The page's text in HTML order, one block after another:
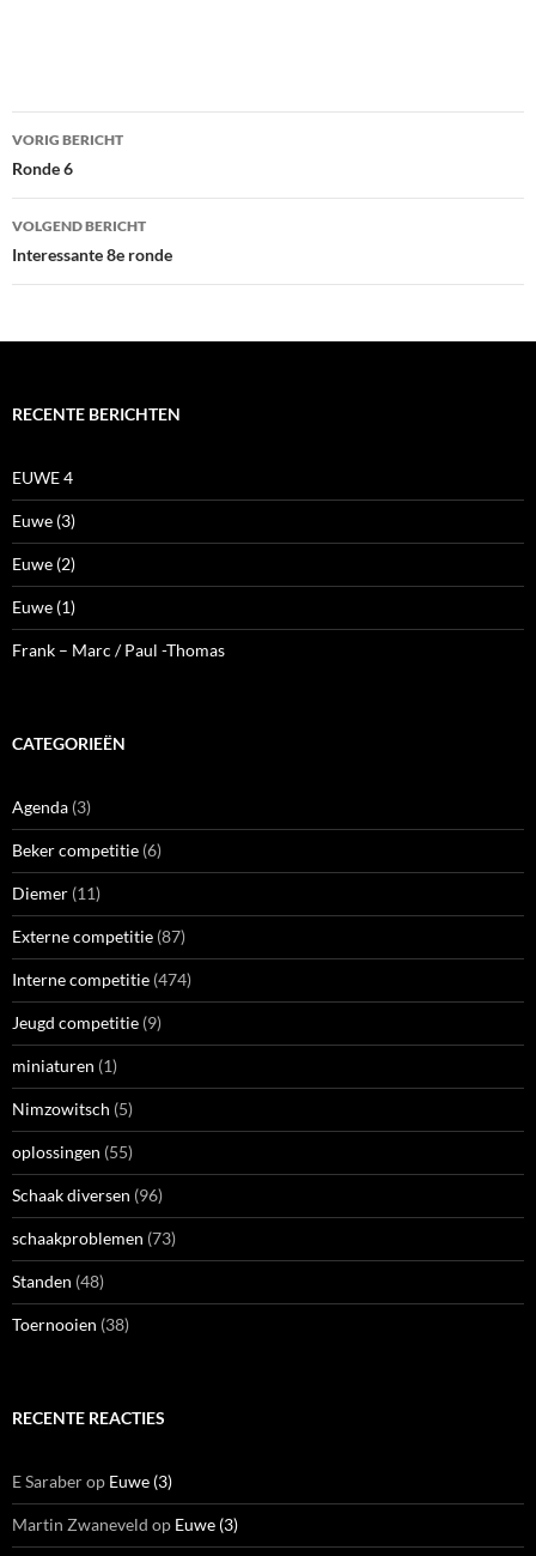
Bericht
navigatie
VORIG BERICHT
Ronde 6
VOLGEND BERICHT
Interessante 8e ronde
RECENTE BERICHTEN
EUWE 4
Euwe (3)
Euwe (2)
Euwe (1)
Frank – Marc / Paul -Thomas
CATEGORIEËN
Agenda (3)
Beker competitie (6)
Diemer (11)
Externe competitie (87)
Interne competitie (474)
Jeugd competitie (9)
miniaturen (1)
Nimzowitsch (5)
oplossingen (55)
Schaak diversen (96)
schaakproblemen (73)
Standen (48)
Toernooien (38)
RECENTE REACTIES
E Saraberop Euwe (3)
Martin Zwaneveld op Euwe (3)